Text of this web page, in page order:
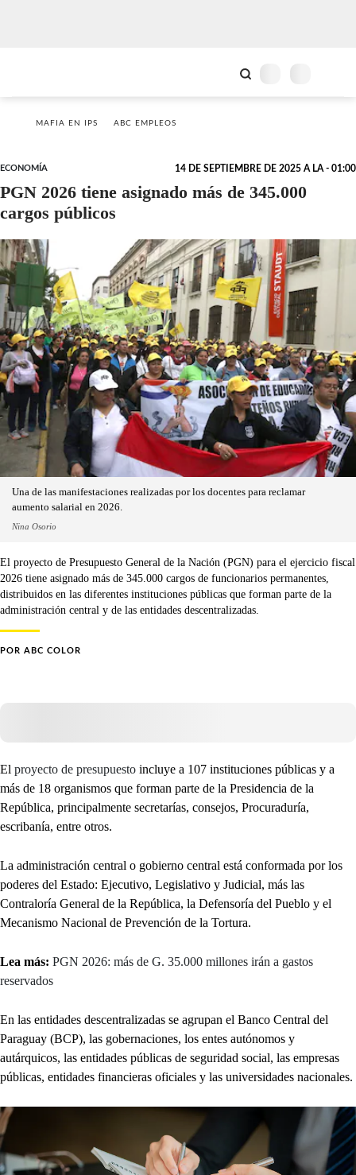
MAFIA EN IPS ABC EMPLEOS
ECONOMÍA 14 DE SEPTIEMBRE DE 2025 A LA - 01:00
PGN 2026 tiene asignado más de 345.000
cargos públicos
Una de las manifestaciones realizadas por los docentes para reclamar
aumento salarial en 2026.
Nina Osorio
El proyecto de Presupuesto General de la Nación (PGN) para el ejercicio fiscal
2026 tiene asignado más de 345.000 cargos de funcionarios permanentes,
distribuidos en las diferentes instituciones públicas que forman parte de la
administración central y de las entidades descentralizadas.
POR ABC COLOR
El proyecto de presupuesto incluye a 107 instituciones públicas y a
más de 18 organismos que forman parte de la Presidencia de la
República, principalmente secretarías, consejos, Procuraduría,
escribanía, entre otros.
La administración central o gobierno central está conformada por los
poderes del Estado: Ejecutivo, Legislativo y Judicial, más las
Contraloría General de la República, la Defensoría del Pueblo y el
Mecanismo Nacional de Prevención de la Tortura.
Lea más: PGN 2026: más de G. 35.000 millones irán a gastos
reservados
En las entidades descentralizadas se agrupan el Banco Central del
Paraguay (BCP), las gobernaciones, los entes autónomos y
autárquicos, las entidades públicas de seguridad social, las empresas
públicas, entidades financieras oficiales y las universidades nacionales.